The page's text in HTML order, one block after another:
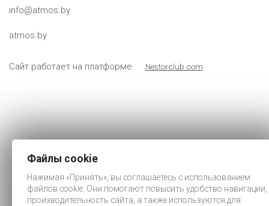
info@atmos.by
atmos.by
Сайт работает на платформе Nestorclub.com
Файлы cookie
Нажимая «Принять», вы соглашаетесь с использованием
файлов cookie. Они помогают повысить удобство навигации,
производительность сайта, а также используются для